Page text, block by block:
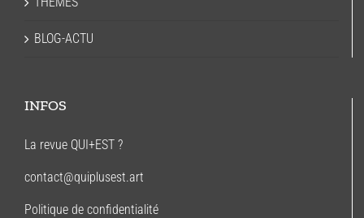
BLOG-ACTU
INFOS
La revue QUI+EST ?
contact@quiplusest.art
Politique de confidentialité